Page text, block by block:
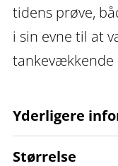
tidens prøve,
i sin evne til at
tankevækkende
Yderligere
Størrelse